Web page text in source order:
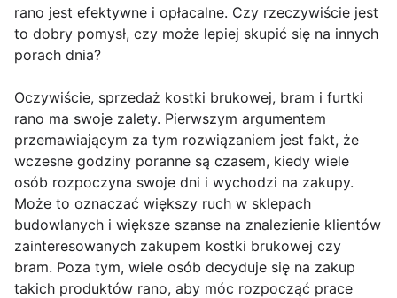
rano jest efektywne i opłacalne. Czy rzeczywiście jest
to dobry pomysł, czy może lepiej skupić się na innych
porach dnia?
Oczywiście, sprzedaż kostki brukowej, bram i furtki
rano ma swoje zalety. Pierwszym argumentem
przemawiającym za tym rozwiązaniem jest fakt, że
wczesne godziny poranne są czasem, kiedy wiele
osób rozpoczyna swoje dni i wychodzi na zakupy.
Może to oznaczać większy ruch w sklepach
budowlanych i większe szanse na znalezienie klientów
zainteresowanych zakupem kostki brukowej czy
bram. Poza tym, wiele osób decyduje się na zakup
takich produktów rano, aby móc rozpocząć prace